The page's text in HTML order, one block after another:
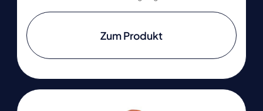
Zum Produkt